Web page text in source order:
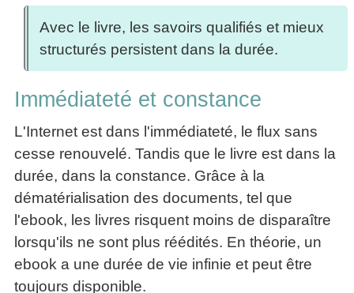
Avec le livre, les savoirs qualifiés et mieux
structurés persistent dans la durée.
Immédiateté et constance
L'Internet est dans l'immédiateté, le flux sans
cesse renouvelé. Tandis que le livre est dans la
durée, dans la constance. Grâce à la
dématérialisation des documents, tel que
l'ebook, les livres risquent moins de disparaître
lorsqu'ils ne sont plus réédités. En théorie, un
ebook a une durée de vie infinie et peut être
toujours disponible.